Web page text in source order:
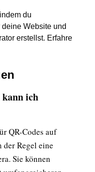
du
Website und
erstellst. Erfahre
kann ich
QR-Codes auf
Regel eine
Sie können